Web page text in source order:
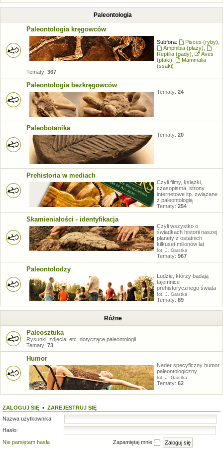
Paleontologia
Paleontologia kręgowców
Subfora: Pisces (ryby)
Amphibia (płazy)
Reptilia (gady)
Aves
(ptaki)
Mammalia
(ssaki)
Tematy: 367
Paleontologia bezkręgowców
Tematy: 24
Paleobotanika
Tematy: 20
Prehistoria w mediach
Czyli filmy, książki,
czasopisma, strony
internetowe itp. związane
z paleontologią
Tematy: 254
Skamieniałości - identyfikacja
Czyli wszystko o
świadkach historii naszej
planety z ostatnich
kilkuset milionów lat
fot. J. Garstka
Tematy: 967
Paleontolodzy
Ludzie, którzy badają
tajemnice
prehistorycznego świata
fot. J. Garstka
Tematy: 89
Różne
Paleosztuka
Rysunki, zdjęcia, etc. dotyczące paleontologii
Tematy: 73
Humor
Nader specyficzny humor
paleontologiczny
fot. J. Garstka
Tematy: 62
ZALOGUJ SIĘ • ZAREJESTRUJ SIĘ
Nazwa użytkownika:
Hasło:
Nie pamiętam hasła
Zapamiętaj mnie